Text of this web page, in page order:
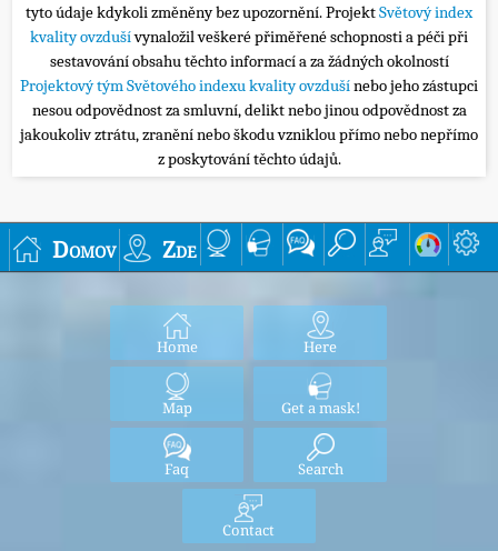
tyto údaje kdykoli změněny bez upozornění. ProjektSvětový index
kvality ovzdušívynaložil veškeré přiměřené schopnosti a péči při
sestavování obsahu těchto informací a za žádných okolností
Projektový tým Světového indexu kvality ovzdušínebo jeho zástupci
nesou odpovědnost za smluvní, delikt nebo jinou odpovědnost za
jakoukoliv ztrátu, zranění nebo škodu vzniklou přímo nebo nepřímo
z poskytování těchto údajů.
Domov Zde
Home Here
Map Get a mask!
Faq Search
Contact